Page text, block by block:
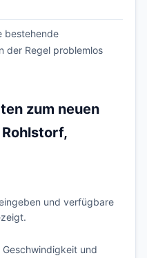
bestehende
der Regel problemlos
zum neuen
und verfügbare
und